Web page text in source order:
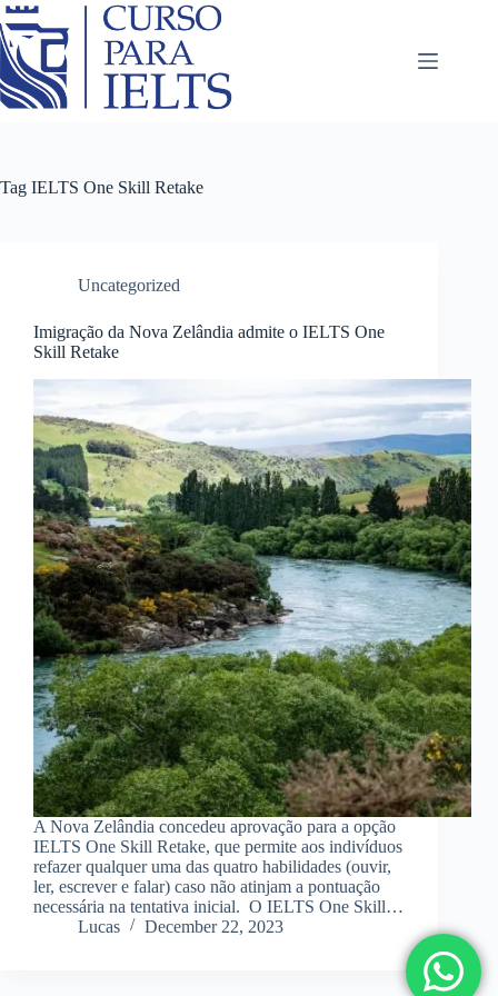
Tag IELTS One Skill Retake
Uncategorized
Imigração da Nova Zelândia admite o IELTS One
Skill Retake
A Nova Zelândia concedeu aprovação para a opção
IELTS One Skill Retake, que permite aos indivíduos
refazer qualquer uma das quatro habilidades (ouvir,
ler, escrever e falar) caso não atinjam a pontuação
necessária na tentativa inicial. O IELTS One Skill…
Lucas
December 22, 2023